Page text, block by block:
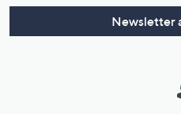
Newsletter